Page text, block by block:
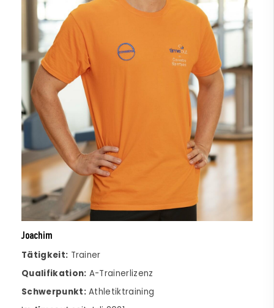
Joachim
Tätigkeit: Trainer
Qualifikation: A-Trainerlizenz
Schwerpunkt:Athletiktraining